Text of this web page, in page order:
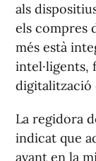
als
els compres
més està
intel·ligents,
digitalització
La regidora
indicat que
avant en la